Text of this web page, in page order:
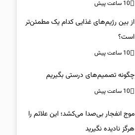
جراحان، چشم فرزندان خود را لیزیک
می‌کنند؟
10 ساعت پیش
از بین رژیم‌های غذایی کدام یک مطمئن‌تر
است؟‌
10 ساعت پیش
چگونه تصمیم‌های درستی بگیریم
10 ساعت پیش
موج انفجار بی‌صدا می‌کشد؛ این علائم را
هرگز نادیده نگیرید